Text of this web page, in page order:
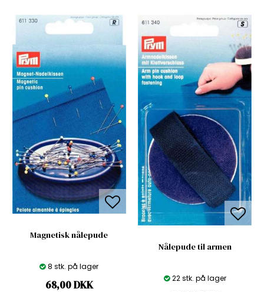
Magnetisk nålepude
8 stk. på lager
68,00DKK
Nålepude til armen
22 stk. på lager